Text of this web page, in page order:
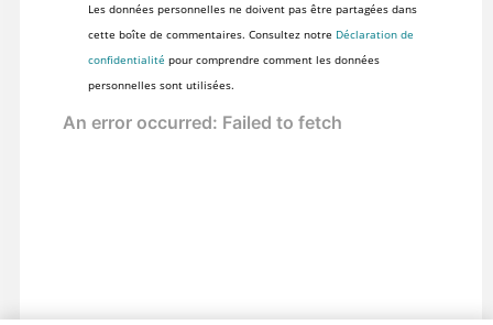
Les données personnelles ne doivent pas être partagées dans
cette boîte de commentaires. Consultez notre Déclaration de
confidentialité pour comprendre comment les données
personnelles sont utilisées.